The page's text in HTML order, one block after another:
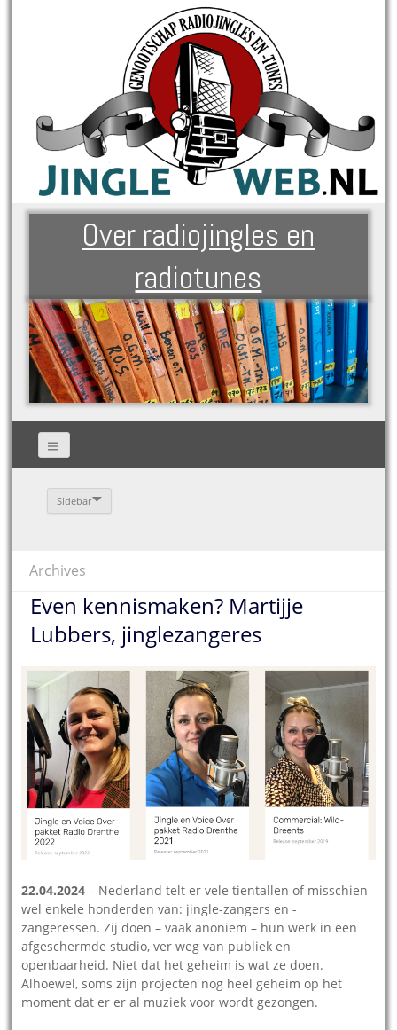
Over radiojingles en
radiotunes
Sidebar
Archives
Even kennismaken? Martijje
Lubbers, jinglezangeres
22.04.2024 – Nederland telt er vele tientallen of misschien
wel enkele honderden van: jingle-zangers en -
zangeressen. Zij doen – vaak anoniem – hun werk in een
afgeschermde studio, ver weg van publiek en
openbaarheid. Niet dat het geheim is wat ze doen.
Alhoewel, soms zijn projecten nog heel geheim op het
moment dat er er al muziek voor wordt gezongen.